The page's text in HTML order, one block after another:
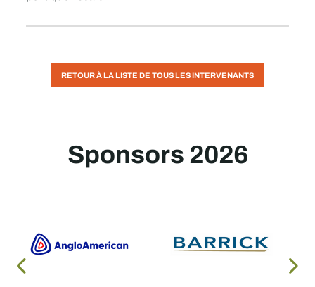
RETOUR À LA LISTE DE TOUS LES INTERVENANTS
Sponsors 2026